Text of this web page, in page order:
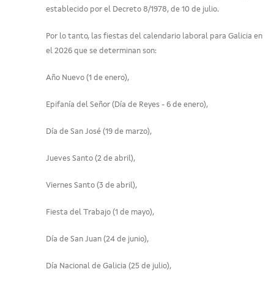
establecido por el Decreto 8/1978, de 10 de julio.
Por lo tanto, las fiestas del calendario laboral para Galicia en
el 2026 que se determinan son:
Año Nuevo (1 de enero),
Epifanía del Señor (Día de Reyes - 6 de enero),
Día de San José (19 de marzo),
Jueves Santo (2 de abril),
Viernes Santo (3 de abril),
Fiesta del Trabajo (1 de mayo),
Día de San Juan (24 de junio),
Día Nacional de Galicia (25 de julio),